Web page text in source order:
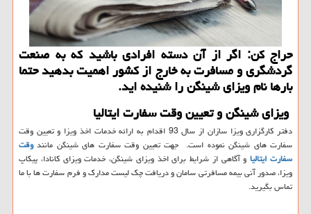
حراج كن: اگر از آن دسته افرادی باشید كه به صنعت
گردشگری و مسافرت به خارج از كشور اهمیت بدهید حتما
بارها نام ویزای شینگن را شنیده اید.
ویزای شینگن و تعیین وقت سفارت ایتالیا
دفتر کارگزاری ویزا سازان از سال 93 اقدام به ارائه خدمات اخذ ویزا و تعیین وقت
سفارت های شینگن نموده است. جهت تعیین وقت سفارت های شینگن مانندوقت
سفارت ایتالیاو آگاهی از شرایط برای اخذ ویزای شینگن، خدمات ویزای کانادا، پیکاپ
ویزا، صدور آنی بیمه مسافرتی سامان و دریافت چک لیست مدارک و فرم سفارت ها با ما
تماس بگیرید.